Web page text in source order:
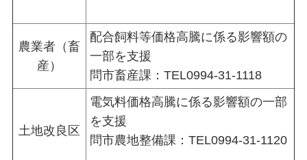
農業者（畜
産）
配合飼料等価格高騰に係る影響額の
一部を支援
問市畜産課：TEL0994-31-1118
土地改良区
電気料価格高騰に係る影響額の一部
を支援
問市農地整備課：TEL0994-31-1120